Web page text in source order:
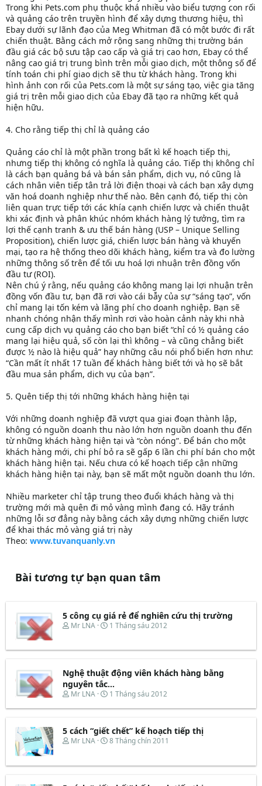
Trong khi Pets.com phụ thuộc khá nhiều vào biểu tượng con rối
và quảng cáo trên truyền hình để xây dựng thương hiệu, thì
Ebay dưới sự lãnh đạo của Meg Whitman đã có một bước đi rất
chiến thuật. Bằng cách mở rộng sang những thị trường bán
đầu giá các bộ sưu tập cao cấp và giá trị cao hơn, Ebay có thể
nâng cao giá trị trung bình trên mỗi giao dịch, một thông số để
tính toán chi phí giao dịch sẽ thu từ khách hàng. Trong khi
hình ảnh con rối của Pets.com là một sự sáng tạo, việc gia tăng
giá trị trên mỗi giao dịch của Ebay đã tạo ra những kết quả
hiện hữu.
4. Cho rằng tiếp thị chỉ là quảng cáo
Quảng cáo chỉ là một phần trong bất kì kế hoạch tiếp thị,
nhưng tiếp thị không có nghĩa là quảng cáo. Tiếp thị không chỉ
là cách bạn quảng bá và bán sản phẩm, dịch vụ, nó cũng là
cách nhân viên tiếp tân trả lời điện thoại và cách bạn xây dựng
văn hoá doanh nghiệp như thế nào. Bên cạnh đó, tiếp thị còn
liên quan trực tiếp tới các khía cạnh chiến lược và chiến thuật
khi xác định và phân khúc nhóm khách hàng lý tưởng, tìm ra
lợi thế cạnh tranh & ưu thế bán hàng (USP – Unique Selling
Proposition), chiến lược giá, chiến lược bán hàng và khuyến
mại, tạo ra hệ thống theo dõi khách hàng, kiểm tra và đo lường
những thông số trên để tối ưu hoá lợi nhuận trên đồng vốn
đầu tư (ROI).
Nên chú ý rằng, nếu quảng cáo không mang lại lợi nhuận trên
đồng vốn đầu tư, bạn đã rơi vào cái bẫy của sự “sáng tạo”, vốn
chỉ mang lại tốn kém và lãng phí cho doanh nghiệp. Bạn sẽ
nhanh chóng nhận thấy mình rơi vào hoàn cảnh này khi nhà
cung cấp dịch vụ quảng cáo cho bạn biết “chỉ có ½ quảng cáo
mang lại hiệu quả, số còn lại thì không – và cũng chẳng biết
được ½ nào là hiệu quả” hay những câu nói phổ biến hơn như:
“Cần mất ít nhất 17 tuần để khách hàng biết tới và họ sẽ bắt
đầu mua sản phẩm, dịch vụ của bạn”.
5. Quên tiếp thị tới những khách hàng hiện tại
Với những doanh nghiệp đã vượt qua giai đoạn thành lập,
không có nguồn doanh thu nào lớn hơn nguồn doanh thu đến
từ những khách hàng hiện tại và “còn nóng”. Để bán cho một
khách hàng mới, chi phí bỏ ra sẽ gấp 6 lần chi phí bán cho một
khách hàng hiện tại. Nếu chưa có kế hoạch tiếp cận những
khách hàng hiện tại này, bạn sẽ mất một nguồn doanh thu lớn.
Nhiều marketer chỉ tập trung theo đuổi khách hàng và thị
trường mới mà quên đi mỏ vàng mình đang có. Hãy tránh
những lỗi sơ đẳng này bằng cách xây dựng những chiến lược
để khai thác mỏ vàng giá trị này
Theo: www.tuvanquanly.vn
Bài tương tự bạn quan tâm
5 công cụ giá rẻ để nghiên cứu thị trường
T
e
d
s
t
a
r
e
r
Mr LNA
N
y
ắ
đ
ầ
u
1 Tháng sáu 2012
Nghệ thuật động viên khách hàng bằng
nguyên tắc...
T
r
a
d
a
Mr LNA
N
à
b
ắ
ầ
1 Tháng sáu 2012
5 cách “giết chết” kế hoạch tiếp thị
T
e
Mr LNA
N
y
8 Tháng chín 2011